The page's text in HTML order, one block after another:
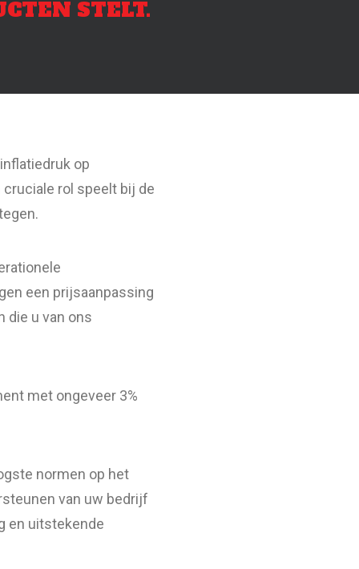
STELT.
op
rol speelt bij de
een prijsaanpassing
die u van ons
met ongeveer 3%
normen op het
van uw bedrijf
en uitstekende